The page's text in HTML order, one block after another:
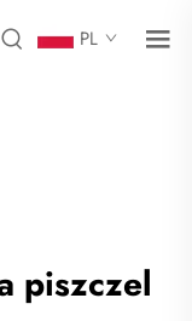
PL
piszczel